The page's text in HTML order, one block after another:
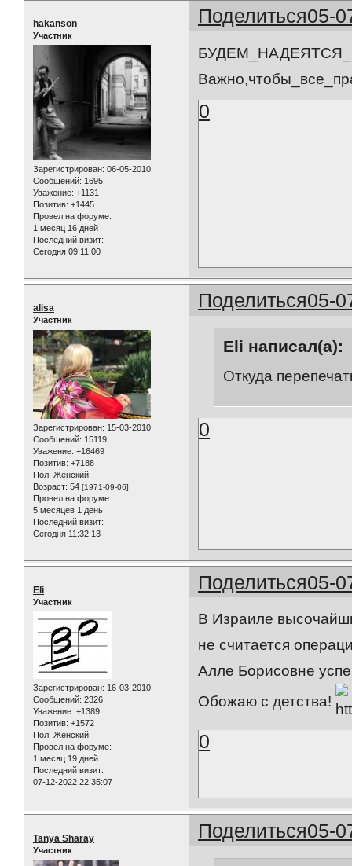
Поделиться05-
hakanson
Участник
Зарегистрирован: 06-05-2010
Сообщений: 1695
Уважение: +1131
Позитив: +1445
Провел на форуме:
1 месяц 16 дней
Последний визит:
Сегодня 09:11:00
0
Поделиться05-
alisa
Участник
Зарегистрирован: 15-03-2010
Сообщений: 15119
Уважение: +16469
Позитив: +7188
Пол: Женский
Возраст: 54 [1971-09-06]
Провел на форуме:
5 месяцев 1 день
Последний визит:
Сегодня 11:32:13
Eli написал(а):
Откуда
0
Поделиться05-
Eli
Участник
Зарегистрирован: 16-03-2010
Сообщений: 2326
Уважение: +1389
Позитив: +1572
Пол: Женский
Провел на форуме:
1 месяц 19 дней
Последний визит:
07-12-2022 22:35:07
В Израиле
не считается
Алле Борисовне
Обожаю с детства!
0
Поделиться05-
Tanya Sharay
Участник